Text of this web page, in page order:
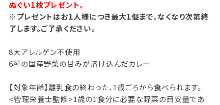
ぬぐい1枚プレゼント。
※プレゼントはお1人様につき最大1個まで。なくなり次第終
了します。ご了承ください。
8大アレルゲン不使用
6種の国産野菜の甘みが溶け込んだカレー
【対象年齢】離乳食の終わった、1歳ごろから食べられます。
<管理栄養士監修>1歳の1食分に必要な野菜の目安量であ